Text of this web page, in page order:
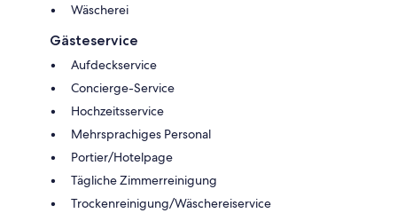
Wäscherei
Gästeservice
Aufdeckservice
Concierge-Service
Hochzeitsservice
Mehrsprachiges Personal
Portier/Hotelpage
Tägliche Zimmerreinigung
Trockenreinigung/Wäschereiservice